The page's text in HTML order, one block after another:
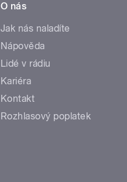
O nás
Jak nás naladíte
Nápověda
Lidé v rádiu
Kariéra
Kontakt
Rozhlasový poplatek